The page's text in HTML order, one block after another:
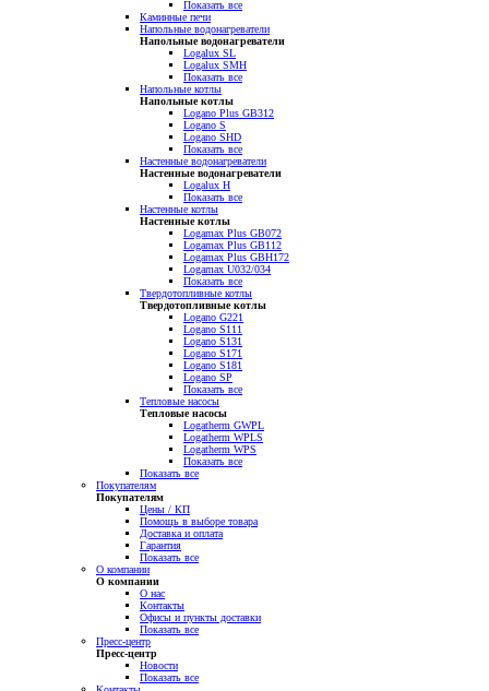
Показать все
Каминные печи
Напольные водонагреватели
Напольные водонагреватели
Logalux SL
Logalux SMH
Показать все
Напольные котлы
Напольные котлы
Logano Plus GB312
Logano S
Logano SHD
Показать все
Настенные водонагреватели
Настенные водонагреватели
Logalux H
Показать все
Настенные котлы
Настенные котлы
Logamax Plus GB072
Logamax Plus GB112
Logamax Plus GBH172
Logamax U032/034
Показать все
Твердотопливные котлы
Твердотопливные котлы
Logano G221
Logano S111
Logano S131
Logano S171
Logano S181
Logano SP
Показать все
Тепловые насосы
Тепловые насосы
Logatherm GWPL
Logatherm WPLS
Logatherm WPS
Показать все
Показать все
Покупателям
Покупателям
Цены / КП
Помощь в выборе товара
Доставка и оплата
Гарантия
Показать все
О компании
О компании
О нас
Контакты
Офисы и пункты доставки
Показать все
Пресс-центр
Пресс-центр
Новости
Показать все